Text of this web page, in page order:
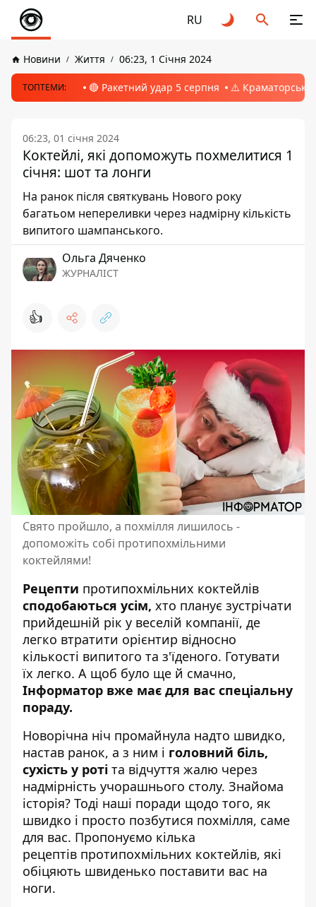
RU
Новини Життя 06:23, 1 Січня 2024
ТОПТЕМИ: 🔴 Ракетний удар 5 серпня ⚠️ Краматорськ,
06:23, 01 січня 2024
Коктейлі, які допоможуть похмелитися 1
січня: шот та лонги
На ранок після святкувань Нового року
багатьом непереливки через надмірну кількість
випитого шампанського.
Ольга Дяченко
ЖУРНАЛІСТ
👍
Свято пройшло, а похмілля лишилось -
допоможіть собі протипохмільними
коктейлями!
Рецепти протипохмільних коктейлів
сподобаються усім, хто планує зустрічати
прийдешній рік у веселій компанії, де
легко втратити орієнтир відносно
кількості випитого та з'їденого. Готувати
їх легко. А щоб було ще й смачно,
Інформатор вже має для вас спеціальну
пораду.
Новорічна ніч промайнула надто швидко,
настав ранок, а з ним і головний біль,
сухість у роті та відчуття жалю через
надмірність учорашнього столу. Знайома
історія? Тоді наші поради щодо того, як
швидко і просто позбутися похмілля, саме
для вас. Пропонуємо кілька
рецептів протипохмільних коктейлів, які
обіцяють швиденько поставити вас на
ноги.